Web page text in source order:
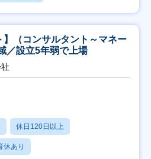
】（コンサルタント～マネー
／設立5年弱で上場
休日120日以上
休あり